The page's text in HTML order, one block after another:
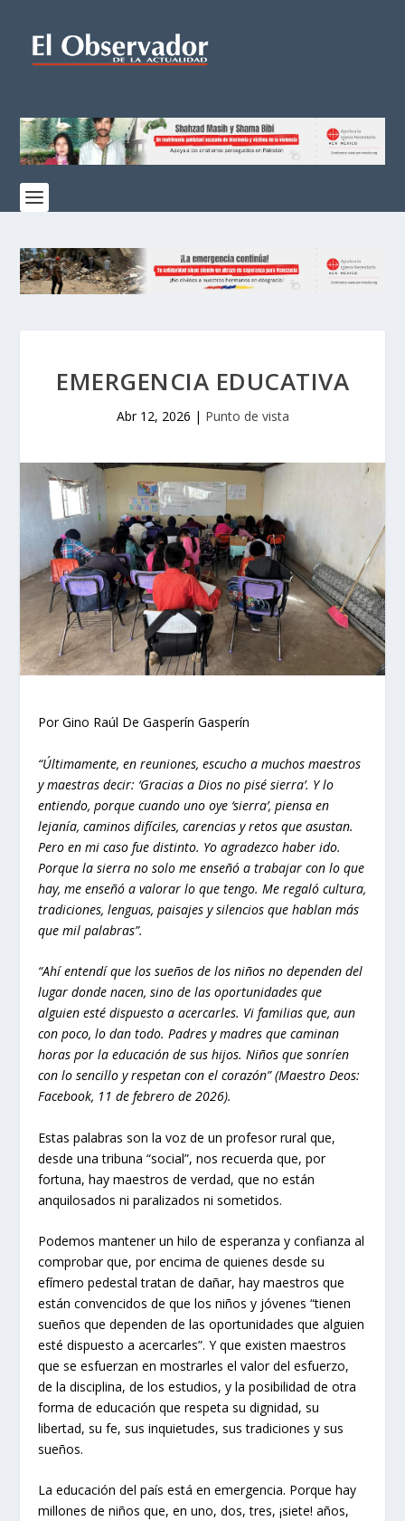
EMERGENCIA EDUCATIVA
Abr 12, 2026 | Punto de vista
Por Gino Raúl De Gasperín Gasperín
“Últimamente, en reuniones, escucho a muchos maestros
y maestras decir: ‘Gracias a Dios no pisé sierra’. Y lo
entiendo, porque cuando uno oye ‘sierra’, piensa en
lejanía, caminos difíciles, carencias y retos que asustan.
Pero en mi caso fue distinto. Yo agradezco haber ido.
Porque la sierra no solo me enseñó a trabajar con lo que
hay, me enseñó a valorar lo que tengo. Me regaló cultura,
tradiciones, lenguas, paisajes y silencios que hablan más
que mil palabras”.
“Ahí entendí que los sueños de los niños no dependen del
lugar donde nacen, sino de las oportunidades que
alguien esté dispuesto a acercarles. Vi familias que, aun
con poco, lo dan todo. Padres y madres que caminan
horas por la educación de sus hijos. Niños que sonríen
con lo sencillo y respetan con el corazón” (Maestro Deos:
Facebook, 11 de febrero de 2026).
Estas palabras son la voz de un profesor rural que,
desde una tribuna “social”, nos recuerda que, por
fortuna, hay maestros de verdad, que no están
anquilosados ni paralizados ni sometidos.
Podemos mantener un hilo de esperanza y confianza al
comprobar que, por encima de quienes desde su
efímero pedestal tratan de dañar, hay maestros que
están convencidos de que los niños y jóvenes “tienen
sueños que dependen de las oportunidades que alguien
esté dispuesto a acercarles”. Y que existen maestros
que se esfuerzan en mostrarles el valor del esfuerzo,
de la disciplina, de los estudios, y la posibilidad de otra
forma de educación que respeta su dignidad, su
libertad, su fe, sus inquietudes, sus tradiciones y sus
sueños.
La educación del país está en emergencia. Porque hay
millones de niños que, en uno, dos, tres, ¡siete! años,